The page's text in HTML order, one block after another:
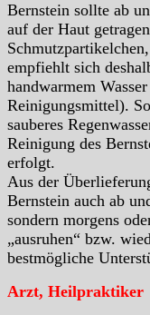
Bernstein sollte ab
auf der Haut
empfiehlt sich
handwarmem
Reinigungsmittel).
sauberes
Reinigung des
erfolgt.
Aus der
Bernstein auch ab
sondern morgens
„ausruhen“ bzw.
bestmögliche
Arzt, Heilpraktiker